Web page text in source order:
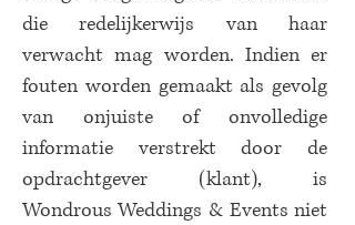
die redelijkerwijs van haar
verwacht mag worden. Indien er
fouten worden gemaakt als gevolg
van onjuiste of onvolledige
informatie verstrekt door de
opdrachtgever (klant), is
Wondrous Weddings & Events niet